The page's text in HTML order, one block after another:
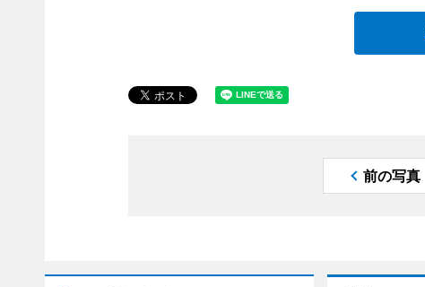
前の写真